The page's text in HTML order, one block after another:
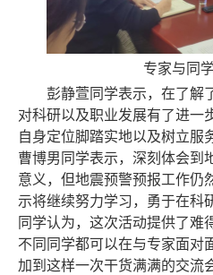
专家与同
彭静萱同学表示，在了解
对科研以及职业发展有了进一
自身定位脚踏实地以及树立服
曹博男同学表示，深刻体会到
意义，但地震预警预报工作仍
示将继续努力学习，勇于在科
同学认为，这次活动提供了难
不同同学都可以在与专家面对
加到这样一次干货满满的交流